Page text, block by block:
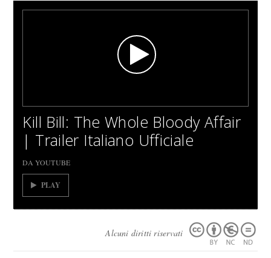
Kill Bill: The Whole Bloody Affair
| Trailer Italiano Ufficiale
DA YOUTUBE
PLAY
Alcuni diritti riservati